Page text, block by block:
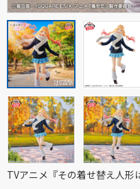
TVアニメ『その着せ替え人